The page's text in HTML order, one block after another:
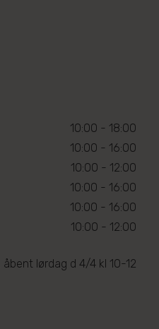
10:00 - 18:00
10:00 - 16:00
10:00 - 12:00
10:00 - 16:00
10:00 - 16:00
10:00 - 12:00
lørdag d 4/4 kl 10-12